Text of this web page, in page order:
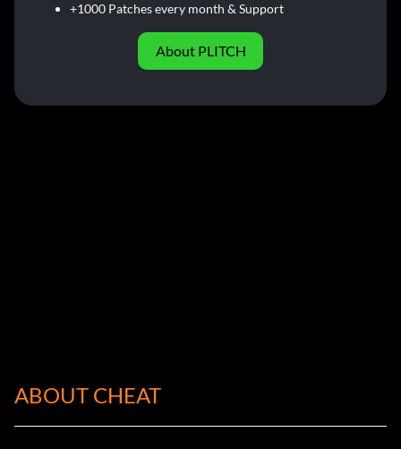
+1000 Patches every month & Support
About PLITCH
ABOUT CHEAT